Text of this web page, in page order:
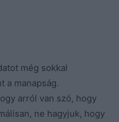
még sokkal
a manapság.
arról van szó, hogy
ne hagyjuk, hogy